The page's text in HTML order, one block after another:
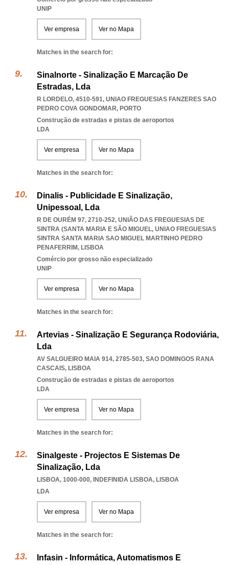
UNIP
Ver empresa Ver no Mapa
Matches in the search for:
Sinalnorte - Sinalização E Marcação De
Estradas, Lda
R LORDELO, 4510-591, UNIAO FREGUESIAS FANZERES SAO
PEDRO COVA GONDOMAR, PORTO
Construção de estradas e pistas de aeroportos
LDA
Ver empresa Ver no Mapa
Matches in the search for:
Dinalis - Publicidade E Sinalização,
Unipessoal, Lda
R DE OURÉM 97, 2710-252, UNIÃO DAS FREGUESIAS DE
SINTRA (SANTA MARIA E SÃO MIGUEL, UNIAO FREGUESIAS
SINTRA SANTA MARIA SAO MIGUEL MARTINHO PEDRO
PENAFERRIM, LISBOA
Comércio por grosso não especializado
UNIP
Ver empresa Ver no Mapa
Matches in the search for:
Artevias - Sinalização E Segurança Rodoviária,
Lda
AV SALGUEIRO MAIA 914, 2785-503, SAO DOMINGOS RANA
CASCAIS, LISBOA
Construção de estradas e pistas de aeroportos
LDA
Ver empresa Ver no Mapa
Matches in the search for:
Sinalgeste - Projectos E Sistemas De
Sinalização, Lda
LISBOA, 1000-000, INDEFINIDA LISBOA, LISBOA
LDA
Ver empresa Ver no Mapa
Matches in the search for:
Infasin - Informática, Automatismos E